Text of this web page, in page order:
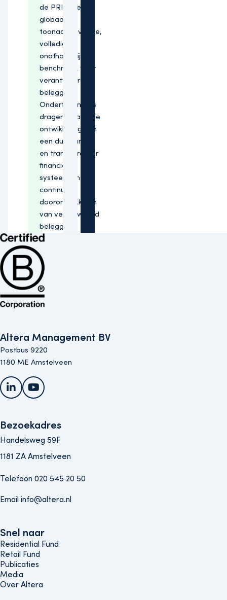
de PRI is een
globaal
toonaangevende,
volledig
onafhankelijk,
benchmark voor
verantwoord
beleggen.
Ondertekenaars
dragen bij aan de
ontwikkeling van
een duurzamer
en transparanter
financieel
systeem en het
continue
doorontwikkelen
van verantwoord
beleggen.
Bekijk de B Corp-certificering van Altera (opent in nieuw venster)
Altera Management BV
Postbus 9220
1180 ME Amstelveen
LinkedInYouTube
Bezoekadres
Handelsweg 59F
1181 ZA Amstelveen
Telefoon 020 545 20 50
Email info@altera.nl
Snel naar
Snel naar
Residential Fund
Retail Fund
Publicaties
Media
Over Altera